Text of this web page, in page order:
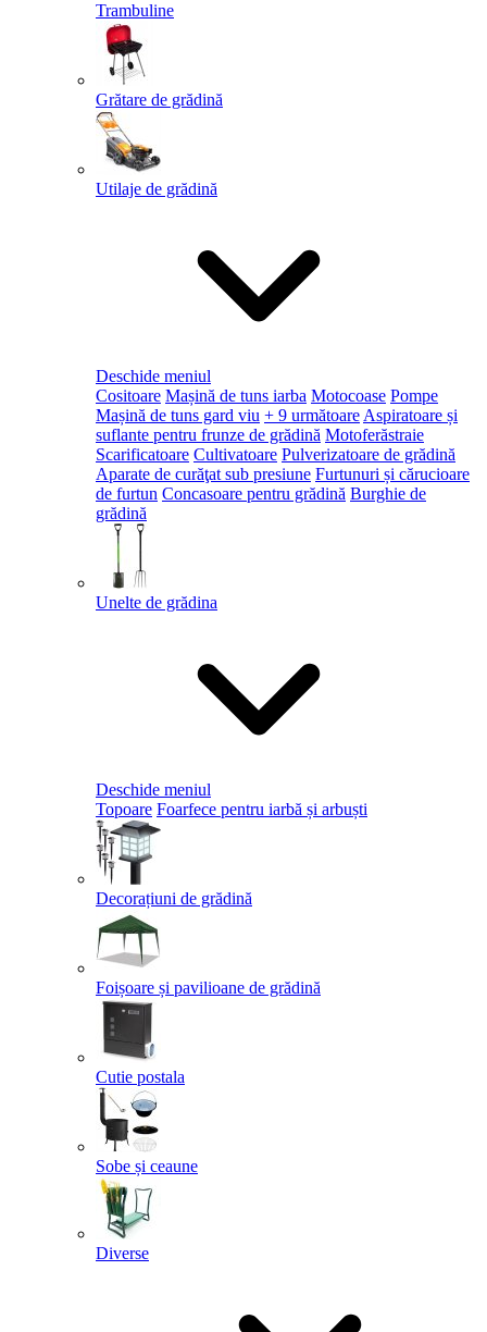
Trambuline
Grătare de grădină
Utilaje de grădină
Deschide meniul
Cositoare Mașină de tuns iarba Motocoase Pompe
Mașină de tuns gard viu + 9 următoare Aspiratoare și
suflante pentru frunze de grădină Motoferăstraie
Scarificatoare Cultivatoare Pulverizatoare de grădină
Aparate de curăţat sub presiune Furtunuri și cărucioare
de furtun Concasoare pentru grădină Burghie de
grădină
Unelte de grădina
Deschide meniul
Topoare Foarfece pentru iarbă și arbuști
Decorațiuni de grădină
Foișoare și pavilioane de grădină
Cutie postala
Sobe și ceaune
Diverse